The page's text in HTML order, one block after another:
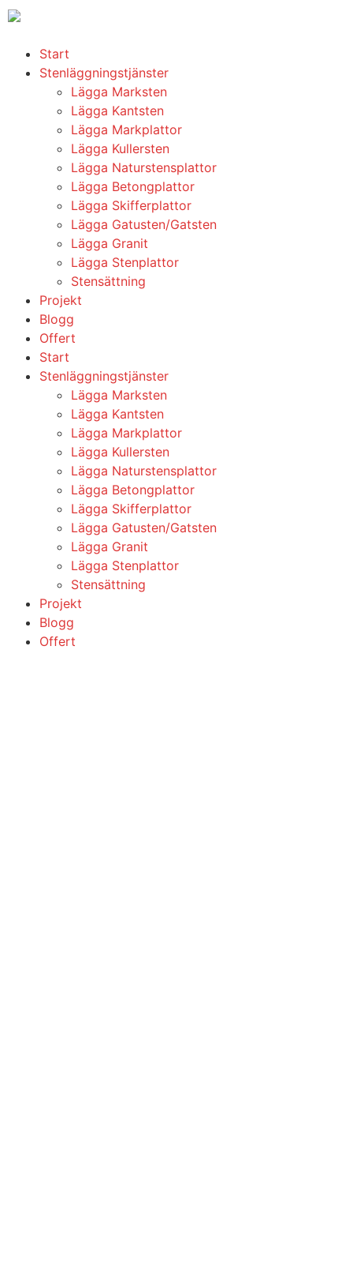
Start
Stenläggningstjänster
Lägga Marksten
Lägga Kantsten
Lägga Markplattor
Lägga Kullersten
Lägga Naturstensplattor
Lägga Betongplattor
Lägga Skifferplattor
Lägga Gatusten/Gatsten
Lägga Granit
Lägga Stenplattor
Stensättning
Projekt
Blogg
Offert
Start
Stenläggningstjänster
Lägga Marksten
Lägga Kantsten
Lägga Markplattor
Lägga Kullersten
Lägga Naturstensplattor
Lägga Betongplattor
Lägga Skifferplattor
Lägga Gatusten/Gatsten
Lägga Granit
Lägga Stenplattor
Stensättning
Projekt
Blogg
Offert